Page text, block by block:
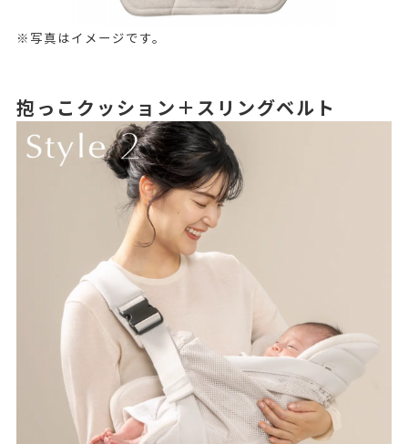
※写真はイメージです。
抱っこクッション＋スリングベルト